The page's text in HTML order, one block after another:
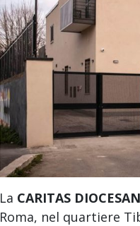
La CARITAS
Roma, nel quartiere